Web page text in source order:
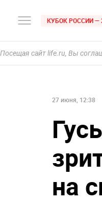
КУБОК РОССИИ —
Посещая сайт life.ru, Вы
27 июня, 12:38
на